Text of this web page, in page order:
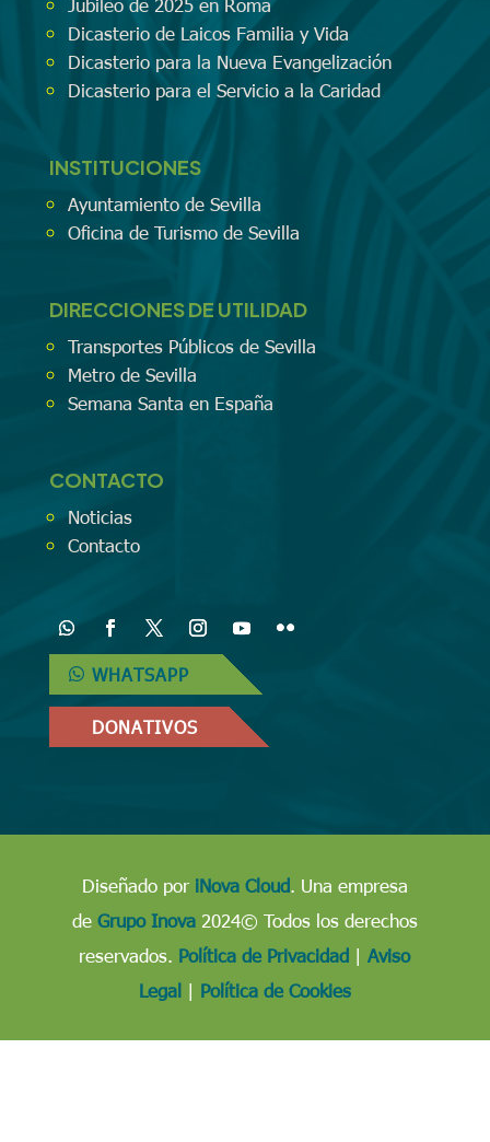
Dicasterio de Laicos Familia y Vida
Dicasterio para la Nueva Evangelización
Dicasterio para el Servicio a la Caridad
INSTITUCIONES
Ayuntamiento de Sevilla
Oficina de Turismo de Sevilla
DIRECCIONES DE UTILIDAD
Transportes Públicos de Sevilla
Metro de Sevilla
Semana Santa en España
CONTACTO
Noticias
Contacto
WHATSAPP
DONATIVOS
Diseñado por iNova Cloud. Una empresa
de Grupo Inova 2024© Todos los derechos
reservados. Política de Privacidad |Aviso
Legal| Política de Cookies